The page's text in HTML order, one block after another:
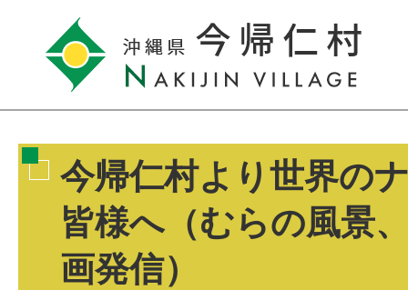
今帰仁村より世界の
皆様へ（むらの風景
画発信）